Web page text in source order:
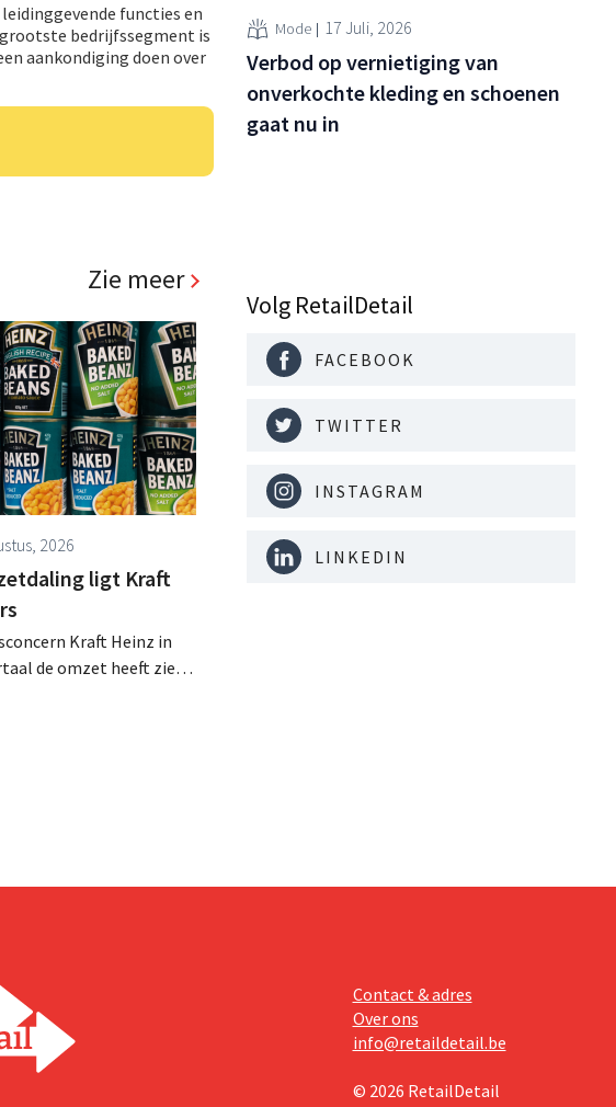
functies en
grootste bedrijfssegment is
aankondiging doen over
Zie meer
2026
ligt Kraft
Kraft Heinz in
de omzet heeft zien
Mode 17 Juli, 2026
Verbod op vernietiging van
onverkochte kleding en schoenen
gaat nu in
Volg RetailDetail
FACEBOOK
TWITTER
INSTAGRAM
LINKEDIN
Contact & adres
Over ons
info@retaildetail.be
© 2026 RetailDetail